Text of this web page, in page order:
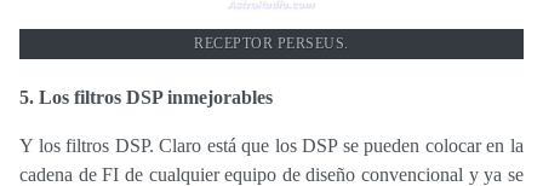
RECEPTOR PERSEUS.
5. Los filtros DSP inmejorables
Y los filtros DSP. Claro está que los DSP se pueden colocar en la
cadena de FI de cualquier equipo de diseño convencional y ya se